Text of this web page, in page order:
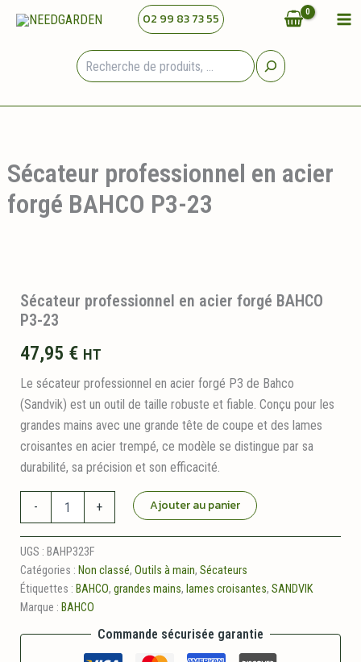
02 99 83 73 55
Sécateur professionnel en acier
forgé BAHCO P3-23
Sécateur professionnel en acier forgé BAHCO
P3-23
47,95 € HT
Le sécateur professionnel en acier forgé P3 de Bahco
(Sandvik) est un outil de taille robuste et fiable. Conçu pour les
grandes mains avec une grande tête de coupe et des lames
croisantes en acier trempé, ce modèle se distingue par sa
durabilité, sa précision et son efficacité.
-
professionnel
en
acier
forgé
BAHCO
+ Ajouter au panier
UGS : BAHP323F
Catégories : Non classé, Outils à main, Sécateurs
Étiquettes : BAHCO, grandes mains, lames croisantes, SANDVIK
Marque : BAHCO
Commande sécurisée garantie